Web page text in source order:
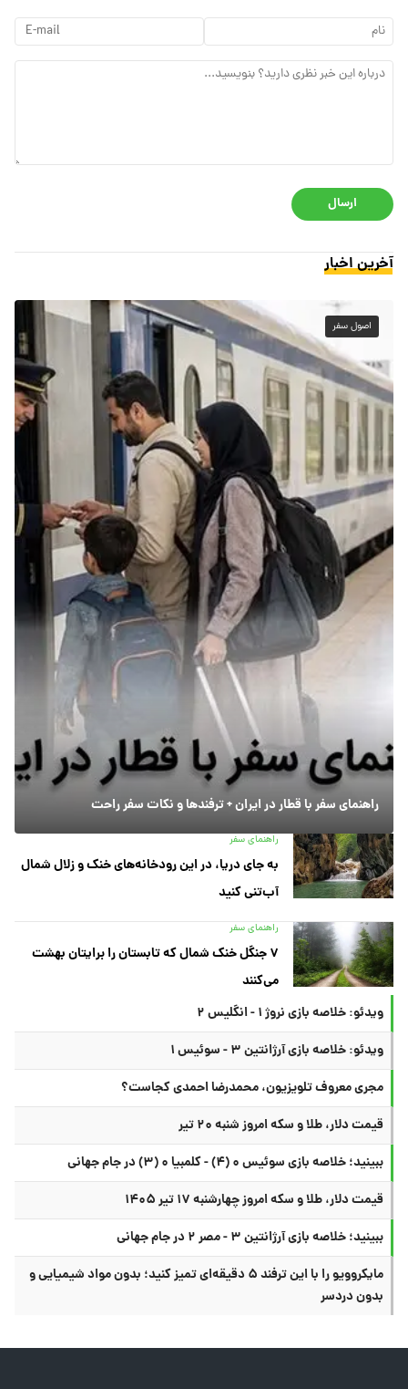
ارسال
آخرین اخبار
اصول سفر
راهنمای سفر با قطار در ایران + ترفندها و نکات سفر راحت
راهنمای سفر
به جای دریا، در این رودخانه‌های خنک و زلال شمال
آب‌تنی کنید
راهنمای سفر
۷ جنگل خنک شمال که تابستان را برایتان بهشت
می‌کنند
ویدئو: خلاصه بازی نروژ ۱ - انگلیس ۲
ویدئو: خلاصه بازی آرژانتین ۳ - سوئیس ۱
مجری معروف تلویزیون، محمدرضا احمدی کجاست؟
قیمت دلار، طلا و سکه امروز شنبه ۲۰ تیر
ببینید؛ خلاصه بازی سوئیس ۰ (۴) - کلمبیا ۰ (۳) در جام جهانی
قیمت دلار، طلا و سکه امروز چهارشنبه ۱۷ تیر ۱۴۰۵
ببینید؛ خلاصه بازی آرژانتین ۳ - مصر ۲ در جام جهانی
مایکروویو را با این ترفند ۵ دقیقه‌ای تمیز کنید؛ بدون مواد شیمیایی و
بدون دردسر